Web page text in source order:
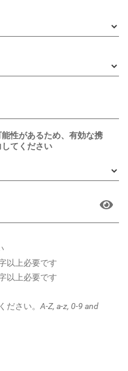
性があるため、有効な携
てください
以上必要です
以上必要です
ださい。A-Z, a-z, 0-9 and